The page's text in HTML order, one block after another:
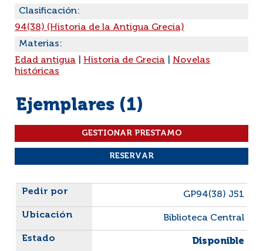
Clasificación:
94(38) (Historia de la Antigua Grecia)
Materias:
Edad antigua
Historia de Grecia
Novelas
históricas
Ejemplares (1)
Liste des exemplaires
GP94(38) J51
Biblioteca Central
Disponible